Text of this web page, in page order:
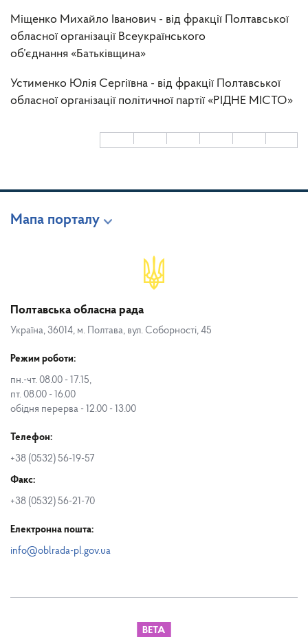
Міщенко Михайло Іванович - від фракції Полтавської
обласної організації Всеукраїнського
об’єднання «Батьківщина»
Устименко Юлія Сергіївна - від фракції Полтавської
обласної організації політичної партії «РІДНЕ МІСТО»
Мапа порталу
Полтавська обласна рада
Україна, 36014, м. Полтава, вул. Соборності, 45
Режим роботи:
пн.-чт. 08.00 - 17.15,
пт. 08.00 - 16.00
обідня перерва - 12.00 - 13.00
Телефон:
+38 (0532) 56-19-57
Факс:
+38 (0532) 56-21-70
Електронна пошта:
info@oblrada-pl.gov.ua